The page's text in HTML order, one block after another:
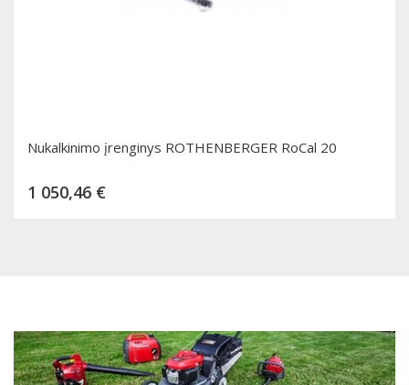
Nukalkinimo įrenginys ROTHENBERGER RoCal 20
1 050,46 €